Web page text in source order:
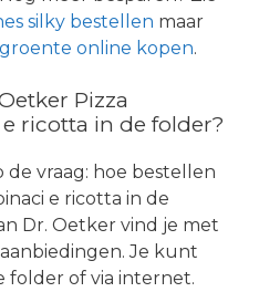
silky bestellen maar
online kopen.
Pizza
ricotta in de folder?
vraag: hoe bestellen
e ricotta in de
Dr. Oetker vind je met
Je kunt
folder of via internet.